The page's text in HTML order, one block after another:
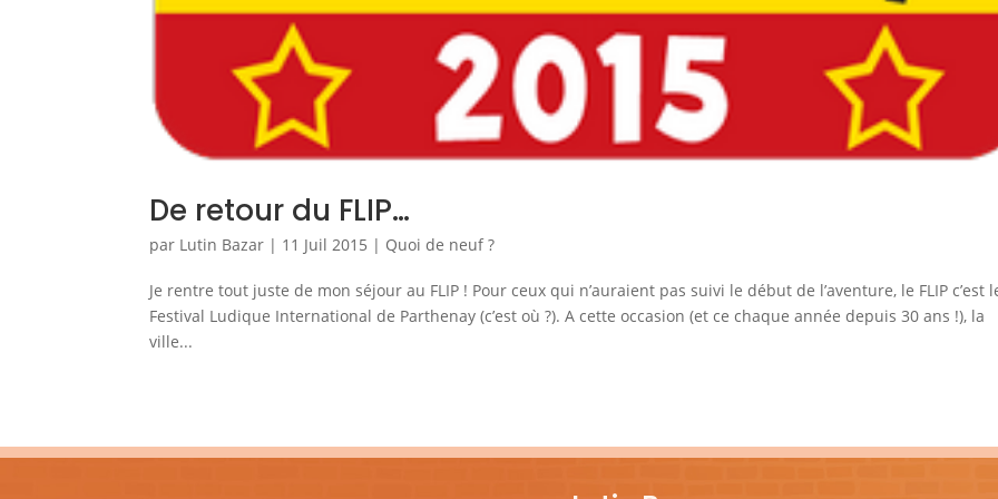
De retour du FLIP…
par Lutin Bazar | 11 Juil 2015 | Quoi de neuf ?
Je rentre tout juste de mon séjour au FLIP ! Pour ceux qui n’auraient pas suivi le début de l’aventure, le FLIP c’est
Festival Ludique International de Parthenay (c’est où ?). A cette occasion (et ce chaque année depuis 30 ans !), la
ville...